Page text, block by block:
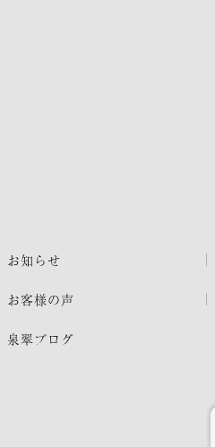
お知らせ
お客様の声
泉翠ブログ